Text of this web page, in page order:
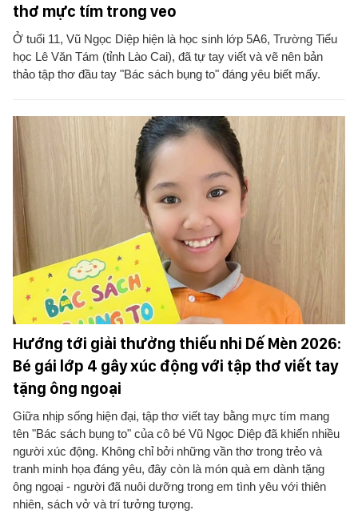
thơ mực tím trong veo
Ở tuổi 11, Vũ Ngọc Diệp hiện là học sinh lớp 5A6, Trường Tiểu
học Lê Văn Tám (tỉnh Lào Cai), đã tự tay viết và vẽ nên bản
thảo tập thơ đầu tay "Bác sách bụng to" đáng yêu biết mấy.
Hướng tới giải thưởng thiếu nhi Dế Mèn 2026:
Bé gái lớp 4 gây xúc động với tập thơ viết tay
tặng ông ngoại
Giữa nhịp sống hiện đại, tập thơ viết tay bằng mực tím mang
tên "Bác sách bụng to" của cô bé Vũ Ngọc Diệp đã khiến nhiều
người xúc động. Không chỉ bởi những vần thơ trong trẻo và
tranh minh họa đáng yêu, đây còn là món quà em dành tặng
ông ngoại - người đã nuôi dưỡng trong em tình yêu với thiên
nhiên, sách vở và trí tưởng tượng.